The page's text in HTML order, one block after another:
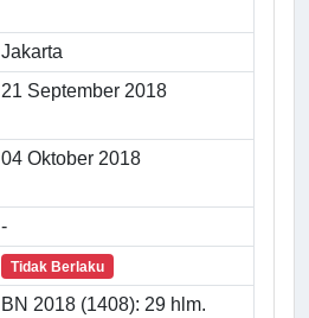
Jakarta
21 September 2018
04 Oktober 2018
-
Tidak Berlaku
BN 2018 (1408): 29 hlm.